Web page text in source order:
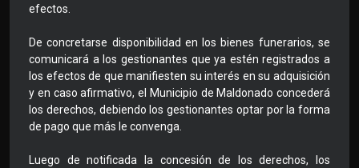
efectos.
De concretarse disponibilidad en los bienes funerarios, se
comunicará a los gestionantes que ya estén registrados a
los efectos de que manifiesten su interés en su adquisición
y en caso afirmativo, el Municipio de Maldonado concederá
los derechos, debiendo los gestionantes optar por la forma
de pago que más le convenga.
Luego de notificada la concesión de los derechos, los